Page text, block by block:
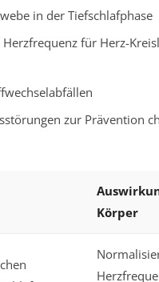
in der Tiefschlafphase
für Herz-
zur Prävention
Körper